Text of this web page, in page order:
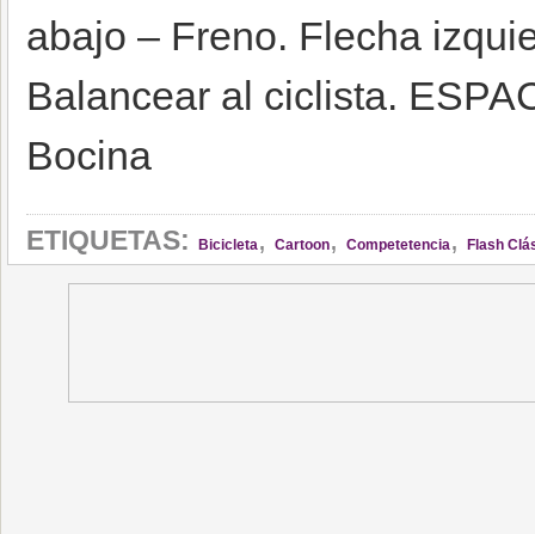
abajo – Freno. Flecha
Balancear al ciclista.
Bocina
ETIQUETAS: Bicicleta, Cartoon, Competetencia, Flash